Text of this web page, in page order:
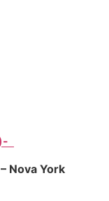
– Nova York